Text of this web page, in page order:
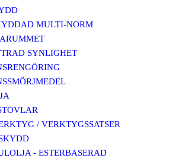
MULTI-NORM
SYNLIGHET
/ VERKTYGSSATSER
- ESTERBASERAD